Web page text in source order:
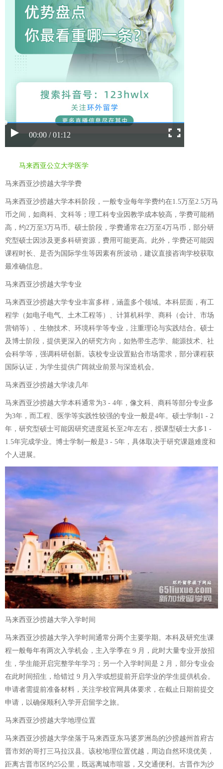
00:00 / 01:12
马来西亚公立大学医学
马来西亚沙捞越大学学费
马来西亚沙捞越大学本科阶段，一般专业每年学费约在1.5万至2.5万马
币之间，如商科、文科等；理工科专业因教学成本较高，学费可能稍
高，约2万至3万马币。硕士阶段，学费通常在2万至4万马币，部分研
究型硕士因涉及更多科研资源，费用可能更高。此外，学费还可能因
课程时长、是否为国际学生等因素有所波动，建议直接咨询学校获取
最准确信息。
马来西亚沙捞越大学专业
马来西亚沙捞越大学专业丰富多样，涵盖多个领域。本科层面，有工
程学（如电子电气、土木工程等）、计算机科学、商科（会计、市场
营销等）、生物技术、环境科学等专业，注重理论与实践结合。硕士
及博士阶段，提供更深入的研究方向，如热带生态学、能源技术、社
会科学等，强调科研创新。该校专业设置贴合市场需求，部分课程获
国际认证，为学生提供广阔就业前景与深造机会。
马来西亚沙捞越大学读几年
马来西亚沙捞越大学本科通常为3 - 4年，像文科、商科等部分专业多
为3年，而工程、医学等实践性较强的专业一般是4年。硕士学制1 - 2
年，研究型硕士可能因研究进度延长至2年左右，授课型硕士大多1 -
1.5年完成学业。博士学制一般是3 - 5年，具体取决于研究课题难度和
个人进展。
马来西亚沙捞越大学入学时间
马来西亚沙捞越大学入学时间通常分两个主要学期。本科及研究生课
程一般每年有两次入学机会，主入学季在 9 月，此时大量专业开放招
生，学生能开启完整学年学习；另一个入学时间是 2 月，部分专业会
在此时间招生，给错过 9 月入学或想提前开启学业的学生提供机会。
申请者需提前准备材料，关注学校官网具体要求，在截止日期前提交
申请，以确保顺利入学开启留学之旅。
马来西亚沙捞越大学地理位置
马来西亚沙捞越大学坐落于马来西亚东马婆罗洲岛的沙捞越州首府古
晋市郊的哥打三马拉汉县。该校地理位置优越，周边自然环境优美，
距离古晋市区约25公里，既远离城市喧嚣，又交通便利。古晋作为沙